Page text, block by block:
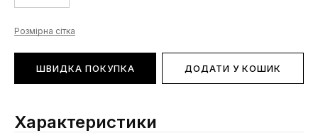
Розмірна сітка
ШВИДКА ПОКУПКА ДОДАТИ У КОШИК
Характеристики